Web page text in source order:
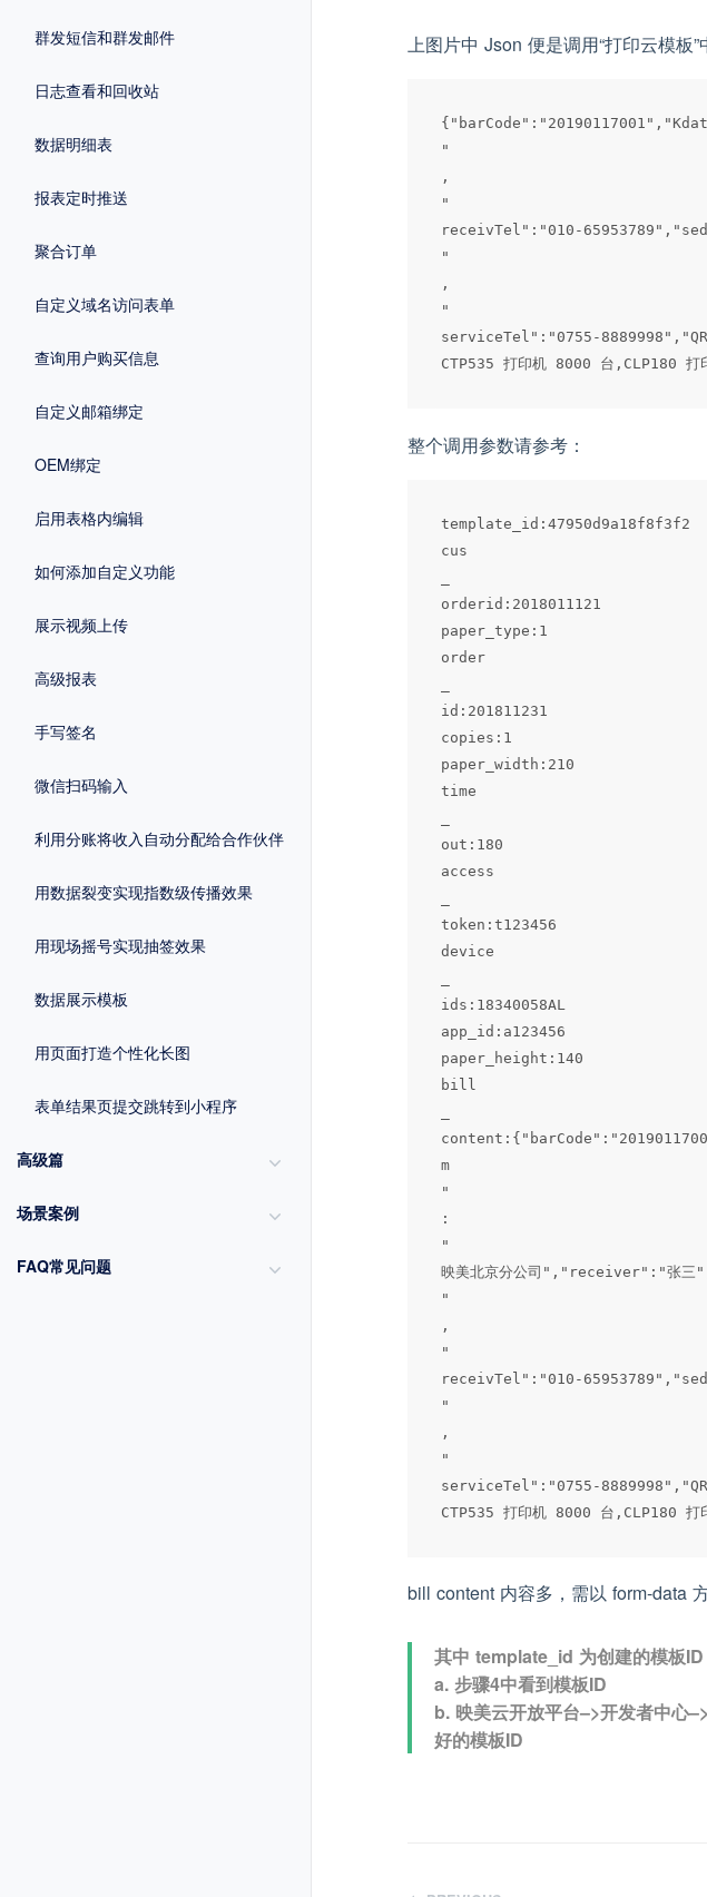
群发短信和群发邮件
日志查看和回收站
数据明细表
报表定时推送
聚合订单
自定义域名访问表单
查询用户购买信息
自定义邮箱绑定
OEM绑定
启用表格内编辑
如何添加自定义功能
展示视频上传
高级报表
手写签名
微信扫码输入
利用分账将收入自动分配给合作伙伴
用数据裂变实现指数级传播效果
用现场摇号实现抽签效果
数据展示模板
用页面打造个性化长图
表单结果页提交跳转到小程序
高级篇
场景案例
FAQ常见问题
上图片中 Json 便是调用“打印云模板
"
,
"
receivTel":"010-
"
,
"
serviceTel":"0755-
整个调用参数请参考：
template_id:47950d9a18f8f3f2
cus
orderid:2018011121
paper_type:1
order
id:201811231
copies:1
paper_width:210
time
out:180
access
token:t123456
device
ids:18340058AL
app_id:a123456
paper_height:140
bill
m
"
:
"
映美北京分公司","receiver":"张三
"
,
"
receivTel":"010-
"
,
"
serviceTel":"0755-
bill content 内容多，需以 form-data 方
其中 template_id 为创建的模板
a. 步骤4中看到模板ID
b. 映美云开放平台–>开发者中心
好的模板ID